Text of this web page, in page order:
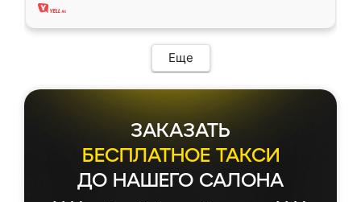
Еще
ЗАКАЗАТЬ
БЕСПЛАТНОЕ ТАКСИ
ДО НАШЕГО САЛОНА